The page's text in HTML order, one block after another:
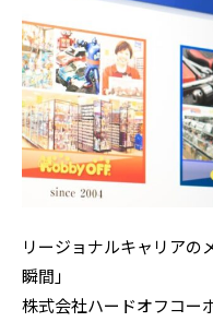
リージョナルキャリアの
瞬間」
株式会社ハードオフコ